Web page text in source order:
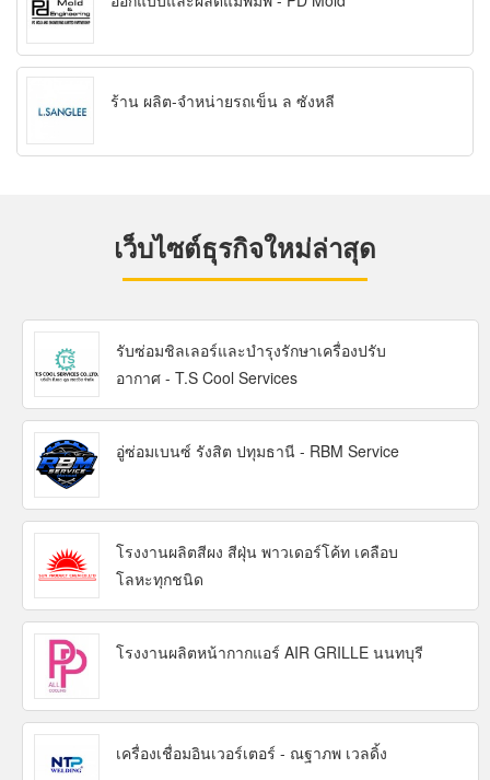
ร้าน ผลิต-จำหน่ายรถเข็น ล ซังหลี
เว็บไซต์ธุรกิจใหม่ล่าสุด
รับซ่อมชิลเลอร์และบำรุงรักษาเครื่องปรับ
อากาศ - T.S Cool Services
อู่ซ่อมเบนซ์ รังสิต ปทุมธานี - RBM Service
โรงงานผลิตสีผง สีฝุ่น พาวเดอร์โค้ท เคลือบ
โลหะทุกชนิด
โรงงานผลิตหน้ากากแอร์ AIR GRILLE นนทบุรี
เครื่องเชื่อมอินเวอร์เตอร์ - ณฐาภพ เวลดิ้ง